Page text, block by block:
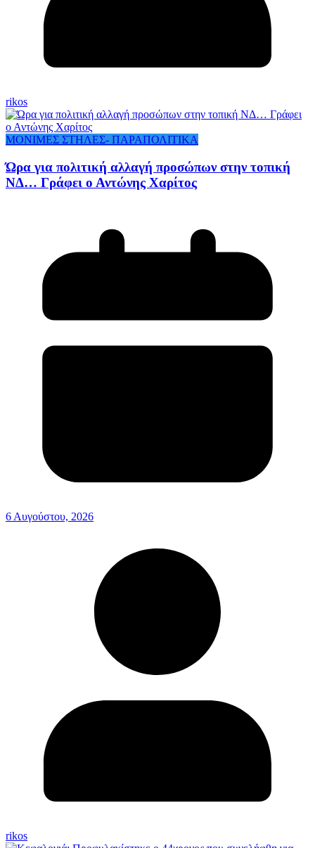
rikos
ΜΟΝΙΜΕΣ ΣΤΗΛΕΣ- ΠΑΡΑΠΟΛΙΤΙΚΑ
Ώρα για πολιτική αλλαγή προσώπων στην τοπική
ΝΔ… Γράφει ο Αντώνης Χαρίτος
6 Αυγούστου, 2026
rikos